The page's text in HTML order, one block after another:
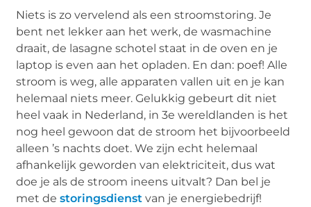
Niets is zo vervelend als een stroomstoring. Je
bent net lekker aan het werk, de wasmachine
draait, de lasagne schotel staat in de oven en je
laptop is even aan het opladen. En dan: poef! Alle
stroom is weg, alle apparaten vallen uit en je kan
helemaal niets meer. Gelukkig gebeurt dit niet
heel vaak in Nederland, in 3e wereldlanden is het
nog heel gewoon dat de stroom het bijvoorbeeld
alleen ’s nachts doet. We zijn echt helemaal
afhankelijk geworden van elektriciteit, dus wat
doe je als de stroom ineens uitvalt? Dan bel je
met destoringsdienst van je energiebedrijf!